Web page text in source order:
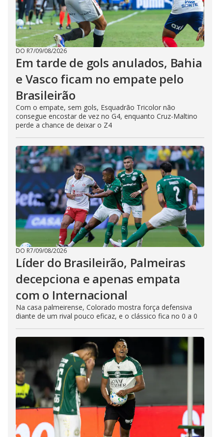
DO R7/09/08/2026
Em tarde de gols anulados, Bahia
e Vasco ficam no empate pelo
Brasileirão
Com o empate, sem gols, Esquadrão Tricolor não
consegue encostar de vez no G4, enquanto Cruz-Maltino
perde a chance de deixar o Z4
DO R7/09/08/2026
Líder do Brasileirão, Palmeiras
decepciona e apenas empata
com o Internacional
Na casa palmeirense, Colorado mostra força defensiva
diante de um rival pouco eficaz, e o clássico fica no 0 a 0